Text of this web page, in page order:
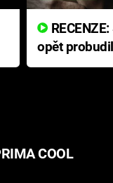
opět
přichází s
COOL